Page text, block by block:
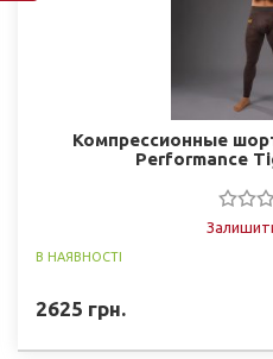
Компрессионные
Performance
В НАЯВНОСТІ
2625 грн.